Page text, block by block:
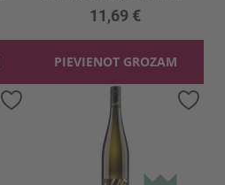
11,69 €
PIEVIENOT GROZAM
Pievienot vēlmju sarakstam